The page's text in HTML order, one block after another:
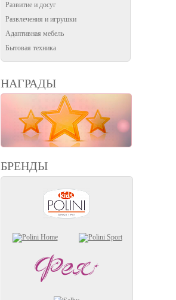
Развитие и досуг
Развлечения и игрушки
Адаптивная мебель
Бытовая техника
НАГРАДЫ
БРЕНДЫ